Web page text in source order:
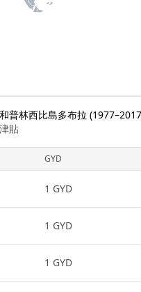
普林西比島多布拉
貼
GYD
1 GYD
1 GYD
1 GYD